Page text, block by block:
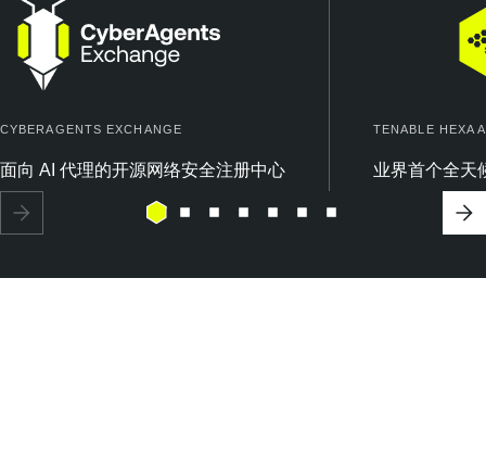
CYBERAGENTS EXCHANGE
面向 AI 代理的开源网络安全注册中心
TENABLE HEXA
业界首个全天